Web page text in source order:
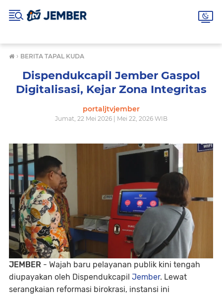
› BERITA TAPAL KUDA
Dispendukcapil Jember Gaspol
Digitalisasi, Kejar Zona Integritas
portaljtvjember
Jumat, 22 Mei 2026 | Mei 22, 2026 WIB
JEMBER - Wajah baru pelayanan publik kini tengah
diupayakan oleh Dispendukcapil Jember. Lewat
serangkaian reformasi birokrasi, instansi ini